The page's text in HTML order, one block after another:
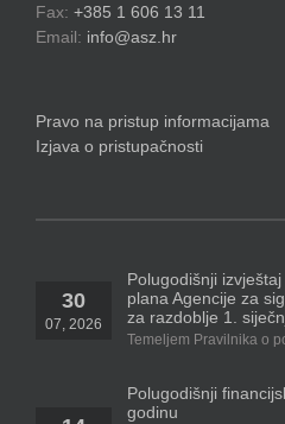
Fax: +385 1 606 13 11
Email: info@asz.hr
Pravo na pristup informacijama
Izjava o pristupačnosti
30
07, 2026
Polugodišnji
plana Agencije za
za razdoblje 1.
Temeljem Pravilnika o
Polugodišnji
godinu